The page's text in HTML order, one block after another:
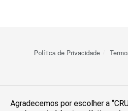
Política de Privacidade
Agradecemos por escolher a